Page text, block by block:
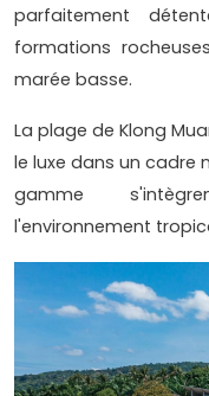
parfaitement
formations
marée basse.
La plage de Klong
le luxe dans un cadre
gamme
l'environnement